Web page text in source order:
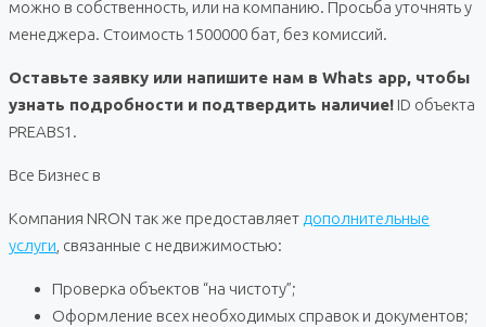
можно в собственность, или на компанию. Просьба уточнять у
менеджера. Стоимость 1500000 бат, без комиссий.
Оставьте заявку или напишите нам в Whats app, чтобы
узнать подробности и подтвердить наличие! ID объекта
PREABS1.
Все Бизнес в
Компания NRON так же предоставляет дополнительные
услуги , связанные с недвижимостью:
Проверка объектов “на чистоту”;
Оформление всех необходимых справок и документов;